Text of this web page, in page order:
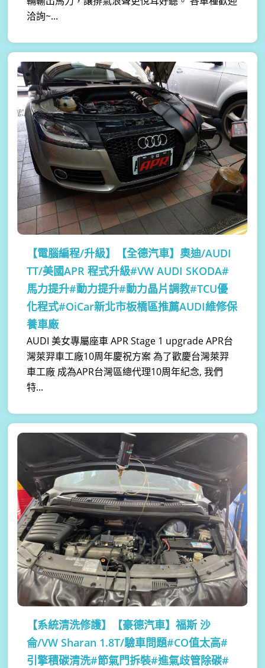
洽詢~...
【電腦編程/升級】
【全德汽車】奧迪/AUDI
TT/美國APR 程式升級#VW AUDI SKODA#
馬力提升#動力提升#動力晶片調教#TCU優
化程式#OiCar新北市板橋區推薦AUDI維修保
養車廠
AUDI 美女專屬座車 APR Stage 1 upgrade APR台
灣萊羿車工廠10周年慶祝方案 為了歡慶台灣萊羿
車工廠 成為APR台灣區總代理10周年紀念, 我們
特...
【系統清洗修護】
【豪德汽車】福斯 沙
侖/VW Sharan 1.8T/驗車問題#CO值太高#
引擎積碳清洗#節氣門拆裝#進氣歧管除碳#